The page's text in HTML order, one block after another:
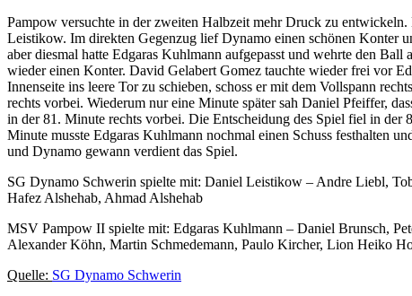
Pampow versuchte in der zweiten Halbzeit mehr Druck zu
Leistikow. Im direkten Gegenzug lief Dynamo einen schönen Konter
aber diesmal hatte Edgaras Kuhlmann aufgepasst und wehrte den
wieder einen Konter. David Gelabert Gomez tauchte wieder frei vor
Innenseite ins leere Tor zu schieben, schoss er mit dem Vollspann
rechts vorbei. Wiederum nur eine Minute später sah Daniel Pfeiffer,
in der 81. Minute rechts vorbei. Die Entscheidung des Spiel fiel in
Minute musste Edgaras Kuhlmann nochmal einen Schuss festhalten
und Dynamo gewann verdient das Spiel.
SG Dynamo Schwerin spielte mit: Daniel Leistikow – Andre Liebl,
Hafez Alshehab, Ahmad Alshehab
MSV Pampow II spielte mit: Edgaras Kuhlmann – Daniel Brunsch,
Alexander Köhn, Martin Schmedemann, Paulo Kircher, Lion Heiko
Quelle: SG Dynamo Schwerin